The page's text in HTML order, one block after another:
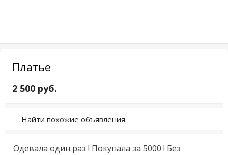
Платье
2 500 руб.
Найти похожие объявления
Одевала один раз ! Покупала за 5000 ! Без